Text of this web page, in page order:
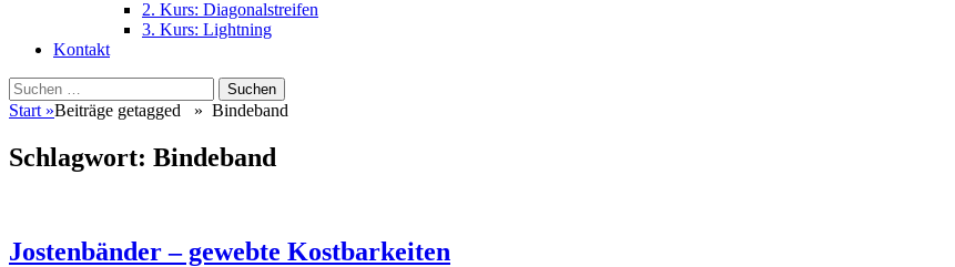
2. Kurs: Diagonalstreifen
3. Kurs: Lightning
Kontakt
Suchen
Suchen
nach:
Start »Beiträge getagged » Bindeband
Schlagwort: Bindeband
Jostenbänder – gewebte Kostbarkeiten